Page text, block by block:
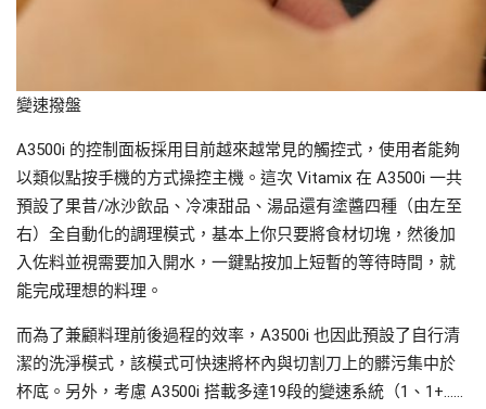
變速撥盤
A3500i 的控制面板採用目前越來越常見的觸控式，使用者能夠
以類似點按手機的方式操控主機。這次 Vitamix 在 A3500i 一共
預設了果昔/冰沙飲品、冷凍甜品、湯品還有塗醬四種（由左至
右）全自動化的調理模式，基本上你只要將食材切塊，然後加
入佐料並視需要加入開水，一鍵點按加上短暫的等待時間，就
能完成理想的料理。
而為了兼顧料理前後過程的效率，A3500i 也因此預設了自行清
潔的洗淨模式，該模式可快速將杯內與切割刀上的髒污集中於
杯底。另外，考慮 A3500i 搭載多達19段的變速系統（1、1+……